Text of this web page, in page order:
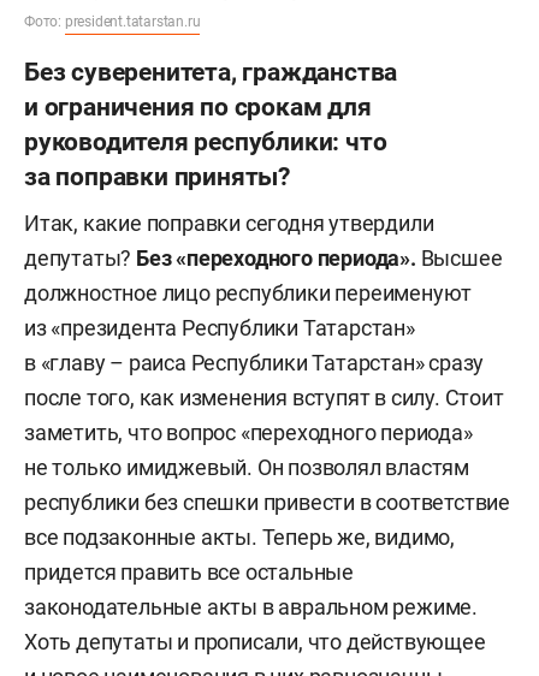
Фото: president.tatarstan.ru
Без суверенитета, гражданства
и ограничения по срокам для
руководителя республики: что
за поправки приняты?
Итак, какие поправки сегодня утвердили
депутаты? Без «переходного периода». Высшее
должностное лицо республики переименуют
из «президента Республики Татарстан»
в «главу – раиса Республики Татарстан» сразу
после того, как изменения вступят в силу. Стоит
заметить, что вопрос «переходного периода»
не только имиджевый. Он позволял властям
республики без спешки привести в соответствие
все подзаконные акты. Теперь же, видимо,
придется править все остальные
законодательные акты в авральном режиме.
Хоть депутаты и прописали, что действующее